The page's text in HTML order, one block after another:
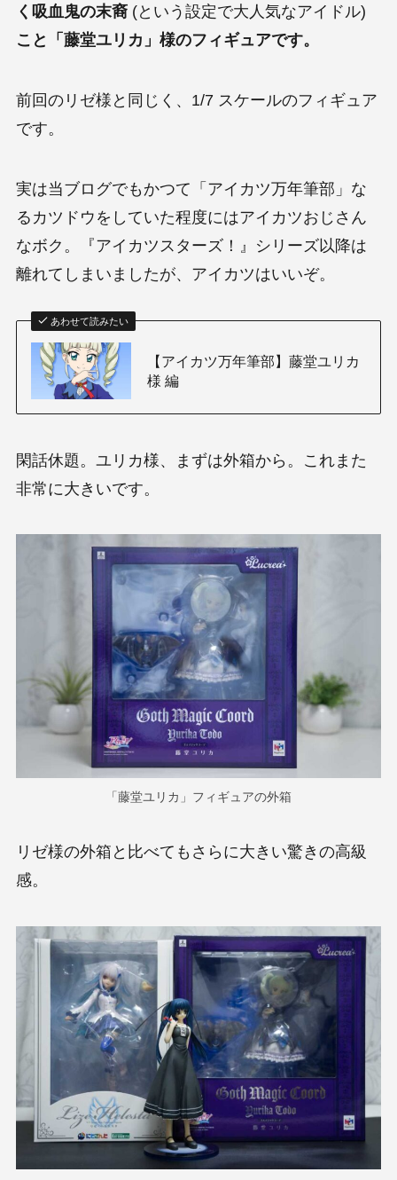
く吸血鬼の末裔 (という設定で大人気なアイドル)
こと「藤堂ユリカ」様のフィギュアです。
前回のリゼ様と同じく、1/7 スケールのフィギュア
です。
実は当ブログでもかつて「アイカツ万年筆部」な
るカツドウをしていた程度にはアイカツおじさん
なボク。『アイカツスターズ！』シリーズ以降は
離れてしまいましたが、アイカツはいいぞ。
あわせて読みたい
【アイカツ万年筆部】藤堂ユリカ
様 編
閑話休題。ユリカ様、まずは外箱から。これまた
非常に大きいです。
「藤堂ユリカ」フィギュアの外箱
リゼ様の外箱と比べてもさらに大きい驚きの高級
感。